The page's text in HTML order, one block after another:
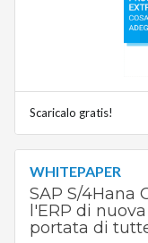
Scaricalo gratis!
WHITEPAPER
SAP S/4Hana
l'ERP di
portata di